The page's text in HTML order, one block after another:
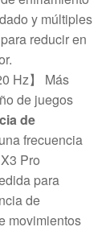
y múltiples
reducir en
Hz】 Más
de juegos
de
frecuencia
Pro
para
de
movimientos